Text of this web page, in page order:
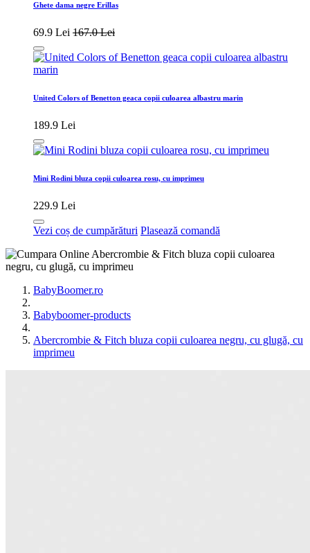
Ghete dama negre Erillas
69.9 Lei 167.0 Lei
United Colors of Benetton geaca copii culoarea albastru marin
189.9 Lei
Mini Rodini bluza copii culoarea rosu, cu imprimeu
229.9 Lei
Vezi coș de cumpărături Plasează comandă
BabyBoomer.ro
Babyboomer-products
Abercrombie & Fitch bluza copii culoarea negru, cu glugă, cu
imprimeu